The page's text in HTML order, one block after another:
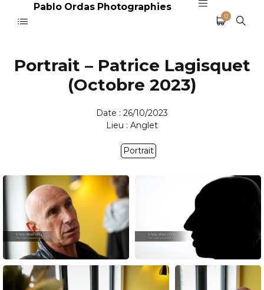
Pablo Ordas Photographies
0
Portrait – Patrice Lagisquet
(Octobre 2023)
Date : 26/10/2023
Lieu : Anglet
Portrait